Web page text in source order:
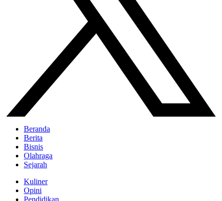
Beranda
Berita
Bisnis
Olahraga
Sejarah
Kuliner
Opini
Pendidikan